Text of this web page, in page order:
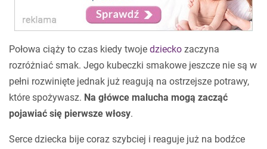
Połowa ciąży to czas kiedy twoje dziecko zaczyna
rozróżniać smak. Jego kubeczki smakowe jeszcze nie są w
pełni rozwinięte jednak już reagują na ostrzejsze potrawy,
które spożywasz. Na główce malucha mogą zacząć
pojawiać się pierwsze włosy.
Serce dziecka bije coraz szybciej i reaguje już na bodźce